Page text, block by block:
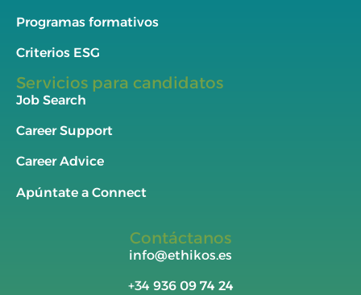
Programas formativos
Criterios ESG
Servicios para candidatos
Job Search
Career Support
Career Advice
Apúntate a Connect
Contáctanos
info@ethikos.es
+34 936 09 74 24